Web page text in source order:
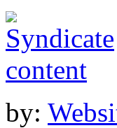
by: